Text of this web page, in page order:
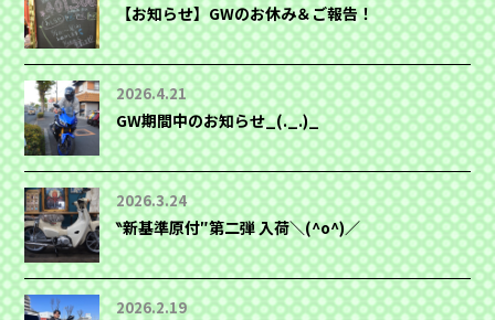
【お知らせ】GWのお休み＆ご報告！
2026.4.21
GW期間中のお知らせ_(._.)_
2026.3.24
‶新基準原付″第二弾 入荷＼(^o^)／
2026.2.19